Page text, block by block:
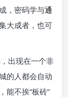
，密码学与通
大成者，也可
出现在一个非
的人都会自动
能不挨“板砖”